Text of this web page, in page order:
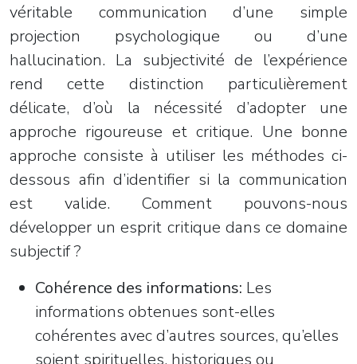
véritable communication d’une simple
projection psychologique ou d’une
hallucination. La subjectivité de l’expérience
rend cette distinction particulièrement
délicate, d’où la nécessité d’adopter une
approche rigoureuse et critique. Une bonne
approche consiste à utiliser les méthodes ci-
dessous afin d’identifier si la communication
est valide. Comment pouvons-nous
développer un esprit critique dans ce domaine
subjectif ?
Cohérence des informations: Les
informations obtenues sont-elles
cohérentes avec d’autres sources, qu’elles
soient spirituelles, historiques ou